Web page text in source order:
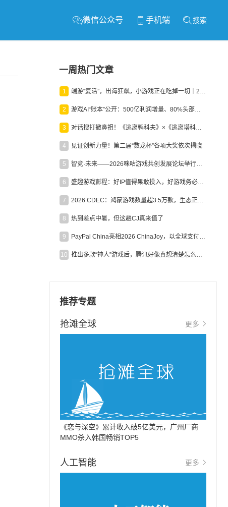
微信公众号 手机端 搜索
一周热门文章
1 端游“复活”，出海狂飙，小游戏正在吃掉一切｜2026上半年产业报告
2 游戏AI“账本”公开：500亿利润增量、80%头部入局，谁在闷声发财？
3 对话搜打撤鼻祖！《逃离鸭科夫》×《逃离塔科夫》官方线下沙龙落幕
4 见证创新力量！第二届“数龙杯”各项大奖依次揭晓
5 智竞·未来——2026咪咕游戏共创发展论坛举行：聚力精品内容、AI创作与电竞生态，共建高品质益智健康游戏社区
6 盛趣游戏彭程：好IP值得果敢投入，好游戏务必长效经营
7 2026 CDEC：鸿蒙游戏数量超3.5万款，生态正循环加速产业高质量发展
8 热到差点中暑，但这趟CJ真来值了
9 PayPal China亮相2026 ChinaJoy，以全球支付能力助力中国游戏企业深化全球运营
10 推出多款“神人”游戏后，腾讯好像真想清楚怎么做二次元了
推荐专题
抢滩全球 更多
《恋与深空》累计收入破5亿美元，广州厂商
MMO杀入韩国畅销TOP5
人工智能 更多